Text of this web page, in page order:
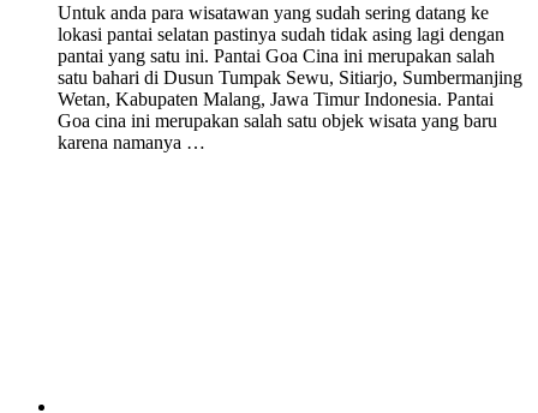
Untuk anda para wisatawan yang sudah sering datang ke
lokasi pantai selatan pastinya sudah tidak asing lagi dengan
pantai yang satu ini. Pantai Goa Cina ini merupakan salah
satu bahari di Dusun Tumpak Sewu, Sitiarjo, Sumbermanjing
Wetan, Kabupaten Malang, Jawa Timur Indonesia. Pantai
Goa cina ini merupakan salah satu objek wisata yang baru
karena namanya …